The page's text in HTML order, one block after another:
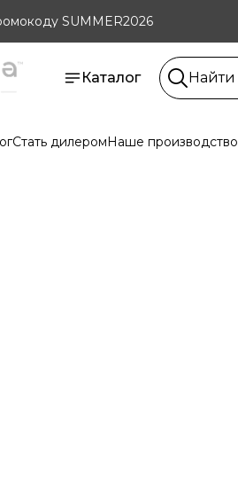
SUMMER2026
Каталог
Стать дилеромНаше производство